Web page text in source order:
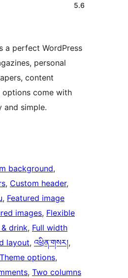
5.6
a perfect WordPress
personal
content
options come with
and simple.
background
, Custom header
, Featured image
images, Flexible
drink, Full width
layout, འཕྲིན་གསར།
Theme options
, Two columns